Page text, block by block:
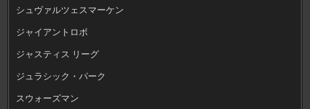
シュヴァルツェスマーケン
ジャイアントロボ
ジャスティス リーグ
ジュラシック・パーク
スウォーズマン